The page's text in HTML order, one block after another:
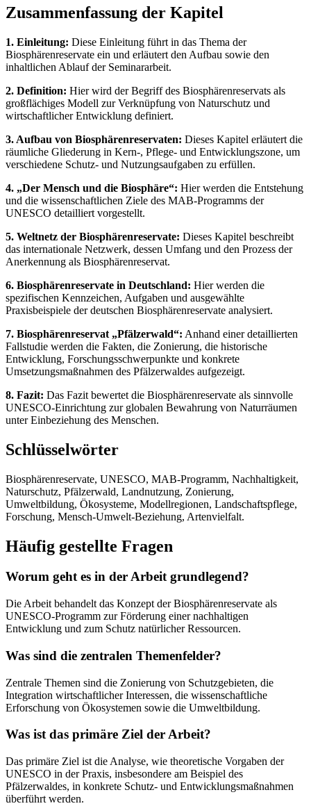
Zusammenfassung der Kapitel
1. Einleitung: Diese Einleitung führt in das Thema der
Biosphärenreservate ein und erläutert den Aufbau sowie den
inhaltlichen Ablauf der Seminararbeit.
2. Definition: Hier wird der Begriff des Biosphärenreservats als
großflächiges Modell zur Verknüpfung von Naturschutz und
wirtschaftlicher Entwicklung definiert.
3. Aufbau von Biosphärenreservaten: Dieses Kapitel erläutert die
räumliche Gliederung in Kern-, Pflege- und Entwicklungszone, um
verschiedene Schutz- und Nutzungsaufgaben zu erfüllen.
4. „Der Mensch und die Biosphäre“: Hier werden die Entstehung
und die wissenschaftlichen Ziele des MAB-Programms der
UNESCO detailliert vorgestellt.
5. Weltnetz der Biosphärenreservate: Dieses Kapitel beschreibt
das internationale Netzwerk, dessen Umfang und den Prozess der
Anerkennung als Biosphärenreservat.
6. Biosphärenreservate in Deutschland: Hier werden die
spezifischen Kennzeichen, Aufgaben und ausgewählte
Praxisbeispiele der deutschen Biosphärenreservate analysiert.
7. Biosphärenreservat „Pfälzerwald“: Anhand einer detaillierten
Fallstudie werden die Fakten, die Zonierung, die historische
Entwicklung, Forschungsschwerpunkte und konkrete
Umsetzungsmaßnahmen des Pfälzerwaldes aufgezeigt.
8. Fazit: Das Fazit bewertet die Biosphärenreservate als sinnvolle
UNESCO-Einrichtung zur globalen Bewahrung von Naturräumen
unter Einbeziehung des Menschen.
Schlüsselwörter
Biosphärenreservate, UNESCO, MAB-Programm, Nachhaltigkeit,
Naturschutz, Pfälzerwald, Landnutzung, Zonierung,
Umweltbildung, Ökosysteme, Modellregionen, Landschaftspflege,
Forschung, Mensch-Umwelt-Beziehung, Artenvielfalt.
Häufig gestellte Fragen
Worum geht es in der Arbeit grundlegend?
Die Arbeit behandelt das Konzept der Biosphärenreservate als
UNESCO-Programm zur Förderung einer nachhaltigen
Entwicklung und zum Schutz natürlicher Ressourcen.
Was sind die zentralen Themenfelder?
Zentrale Themen sind die Zonierung von Schutzgebieten, die
Integration wirtschaftlicher Interessen, die wissenschaftliche
Erforschung von Ökosystemen sowie die Umweltbildung.
Was ist das primäre Ziel der Arbeit?
Das primäre Ziel ist die Analyse, wie theoretische Vorgaben der
UNESCO in der Praxis, insbesondere am Beispiel des
Pfälzerwaldes, in konkrete Schutz- und Entwicklungsmaßnahmen
überführt werden.